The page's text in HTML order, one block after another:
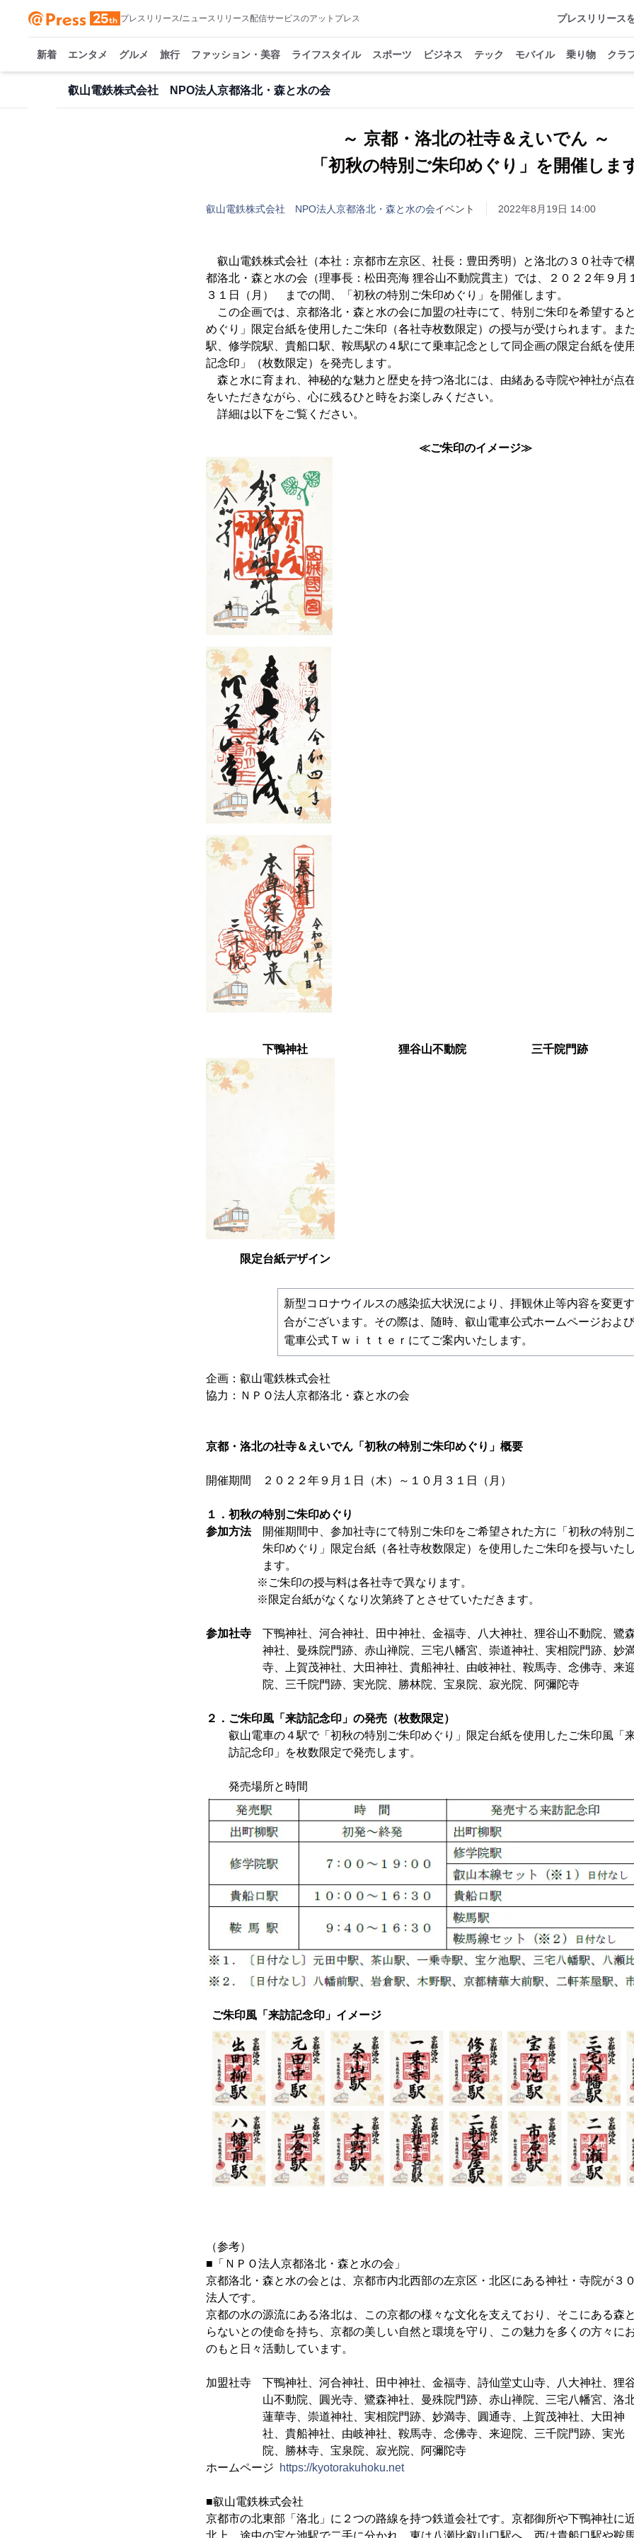
プレスリリース/ニュースリリース配信サービスのアットプレス プレスリリース
新着 エンタメ グルメ 旅行 ファッション・美容 ライフスタイル スポーツ ビジネス テック モバイル 乗り物 クラ
叡山電鉄株式会社 NPO法人京都洛北・森と水の会
～ 京都・洛北の社寺＆えいでん ～
「初秋の特別ご朱印めぐり」を開催しま
叡山電鉄株式会社 NPO法人京都洛北・森と水の会イベント 2022年8月19日 14:00
叡山電鉄株式会社（本社：京都市左京区、社長：豊田秀明）と洛北の３０社寺で
都洛北・森と水の会（理事長：松田亮海 狸谷山不動院貫主）では、２０２２年９月
３１日（月） までの間、「初秋の特別ご朱印めぐり」を開催します。
この企画では、京都洛北・森と水の会に加盟の社寺にて、特別ご朱印を希望する
めぐり」限定台紙を使用したご朱印（各社寺枚数限定）の授与が受けられます。ま
駅、修学院駅、貴船口駅、鞍馬駅の４駅にて乗車記念として同企画の限定台紙を使
記念印」（枚数限定）を発売します。
森と水に育まれ、神秘的な魅力と歴史を持つ洛北には、由緒ある寺院や神社が点
をいただきながら、心に残るひと時をお楽しみください。
詳細は以下をご覧ください。
≪ご朱印のイメージ≫
下鴨神社 狸谷山不動院 三千院門跡
限定台紙デザイン
新型コロナウイルスの感染拡大状況により、拝観休止等内容を変更
合がございます。その際は、随時、叡山電車公式ホームページおよ
電車公式Ｔｗｉｔｔｅｒにてご案内いたします。
企画：叡山電鉄株式会社
協力：ＮＰＯ法人京都洛北・森と水の会
京都・洛北の社寺＆えいでん「初秋の特別ご朱印めぐり」概要
開催期間 ２０２２年９月１日（木）～１０月３１日（月）
１．初秋の特別ご朱印めぐり
参加方法開催期間中、参加社寺にて特別ご朱印をご希望された方に「初秋の特別
朱印めぐり」限定台紙（各社寺枚数限定）を使用したご朱印を授与いたし
ます。
※ご朱印の授与料は各社寺で異なります。
※限定台紙がなくなり次第終了とさせていただきます。
参加社寺 下鴨神社、河合神社、田中神社、金福寺、八大神社、狸谷山不動院、鷺
神社、曼殊院門跡、赤山禅院、三宅八幡宮、崇道神社、実相院門跡、妙
寺、上賀茂神社、大田神社、貴船神社、由岐神社、鞍馬寺、念佛寺、来迎
院、三千院門跡、実光院、勝林院、宝泉院、寂光院、阿彌陀寺
２．ご朱印風「来訪記念印」の発売（枚数限定）
叡山電車の４駅で「初秋の特別ご朱印めぐり」限定台紙を使用したご朱印風「
訪記念印」を枚数限定で発売します。
発売場所と時間
ご朱印風「来訪記念印」イメージ
（参考）
■「ＮＰＯ法人京都洛北・森と水の会」
京都洛北・森と水の会とは、京都市内北西部の左京区・北区にある神社・寺院が３
法人です。
京都の水の源流にある洛北は、この京都の様々な文化を支えており、そこにある森
らないとの使命を持ち、京都の美しい自然と環境を守り、この魅力を多くの方々に
のもと日々活動しています。
加盟社寺 下鴨神社、河合神社、田中神社、金福寺、詩仙堂丈山寺、八大神社、狸
山不動院、圓光寺、鷺森神社、曼殊院門跡、赤山禅院、三宅八幡宮、洛
蓮華寺、崇道神社、実相院門跡、妙満寺、圓通寺、上賀茂神社、大田神
社、貴船神社、由岐神社、鞍馬寺、念佛寺、来迎院、三千院門跡
院、勝林寺、宝泉院、寂光院、阿彌陀寺
ホームページ
https://kyotorakuhoku.net
■叡山電鉄株式会社
京都市の北東部「洛北」に２つの路線を持つ鉄道会社です。京都御所や下鴨神社に